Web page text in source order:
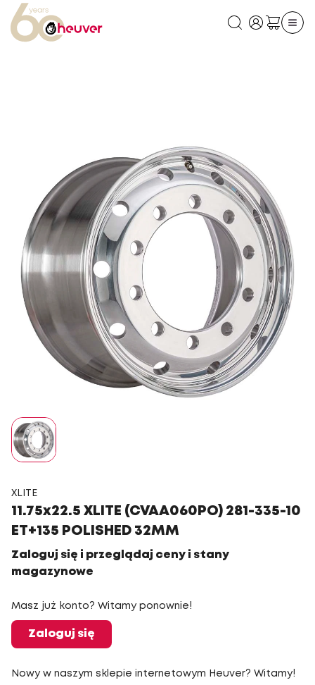
XLITE
11.75x22.5 XLITE (CVAA060PO) 281-335-10
ET+135 POLISHED 32MM
Zaloguj się i przeglądaj ceny i stany
magazynowe
Masz już konto? Witamy ponownie!
Zaloguj się
Nowy w naszym sklepie internetowym Heuver? Witamy!